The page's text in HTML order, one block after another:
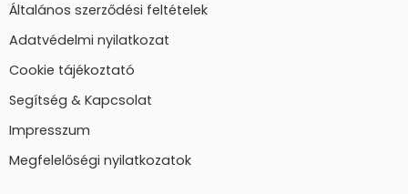
Általános szerződési feltételek
Adatvédelmi nyilatkozat
Cookie tájékoztató
Segítség & Kapcsolat
Impresszum
Megfelelőségi nyilatkozatok